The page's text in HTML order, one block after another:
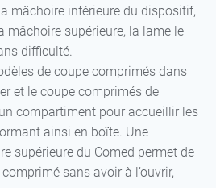
mâchoire inférieure du dispositif,
mâchoire supérieure, la lame le
difficulté.
de coupe comprimés dans
et le coupe comprimés de
compartiment pour accueillir les
ainsi en boîte. Une
supérieure du Comed permet de
sans avoir à l’ouvrir,